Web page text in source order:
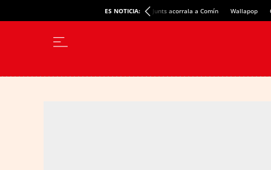
ES NOTICIA: Junts acorrala a Comín Wallapop